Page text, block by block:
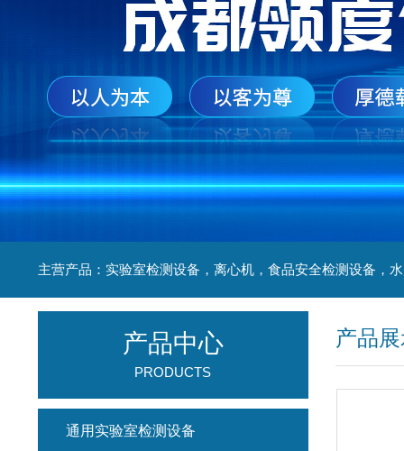
产品
产品中心
PRODUCTS
通用实验室检测设备